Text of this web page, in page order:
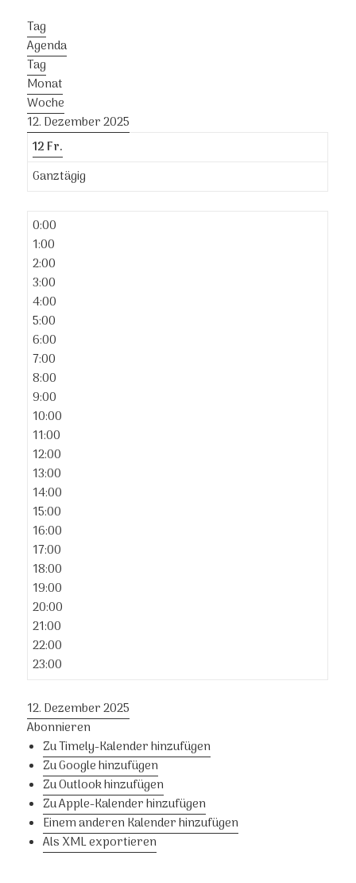
Tag
Agenda
Tag
Monat
Woche
12. Dezember 2025
12Fr.
Ganztägig
0:00
1:00
2:00
3:00
4:00
5:00
6:00
7:00
8:00
9:00
10:00
11:00
12:00
13:00
14:00
15:00
16:00
17:00
18:00
19:00
20:00
21:00
22:00
23:00
12. Dezember 2025
Abonnieren
Zu Timely-Kalender hinzufügen
Zu Google hinzufügen
Zu Outlook hinzufügen
Zu Apple-Kalender hinzufügen
Einem anderen Kalender hinzufügen
Als XML exportieren